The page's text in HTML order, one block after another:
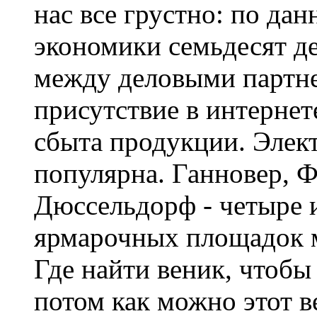
нас все грустно: по
экономики семьдесят
между деловыми
присутствие в
сбыта продукции.
популярна. Ганновер,
Дюссельдорф - четыре
ярмарочных площадок
Где найти веник,
потом как можно этот